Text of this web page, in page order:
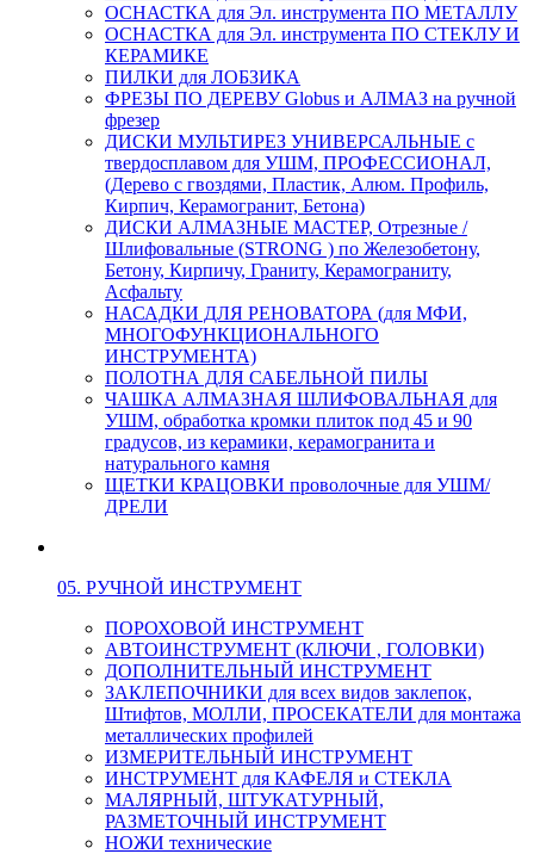
ОСНАСТКА для Эл. инструмента ПО МЕТАЛЛУ
ОСНАСТКА для Эл. инструмента ПО СТЕКЛУ И
КЕРАМИКЕ
ПИЛКИ для ЛОБЗИКА
ФРЕЗЫ ПО ДЕРЕВУ Globus и АЛМАЗ на ручной
фрезер
ДИСКИ МУЛЬТИРЕЗ УНИВЕРСАЛЬНЫЕ с
твердосплавом для УШМ, ПРОФЕССИОНАЛ,
(Дерево с гвоздями, Пластик, Алюм. Профиль,
Кирпич, Керамогранит, Бетона)
ДИСКИ АЛМАЗНЫЕ МАСТЕР, Отрезные /
Шлифовальные (STRONG ) по Железобетону,
Бетону, Кирпичу, Граниту, Керамограниту,
Асфальту
НАСАДКИ ДЛЯ РЕНОВАТОРА (для МФИ,
МНОГОФУНКЦИОНАЛЬНОГО
ИНСТРУМЕНТА)
ПОЛОТНА ДЛЯ САБЕЛЬНОЙ ПИЛЫ
ЧАШКА АЛМАЗНАЯ ШЛИФОВАЛЬНАЯ для
УШМ, обработка кромки плиток под 45 и 90
градусов, из керамики, керамогранита и
натурального камня
ЩЕТКИ КРАЦОВКИ проволочные для УШМ/
ДРЕЛИ
05. РУЧНОЙ ИНСТРУМЕНТ
ПОРОХОВОЙ ИНСТРУМЕНТ
АВТОИНСТРУМЕНТ (КЛЮЧИ , ГОЛОВКИ)
ДОПОЛНИТЕЛЬНЫЙ ИНСТРУМЕНТ
ЗАКЛЕПОЧНИКИ для всех видов заклепок,
Штифтов, МОЛЛИ, ПРОСЕКАТЕЛИ для монтажа
металлических профилей
ИЗМЕРИТЕЛЬНЫЙ ИНСТРУМЕНТ
ИНСТРУМЕНТ для КАФЕЛЯ и СТЕКЛА
МАЛЯРНЫЙ, ШТУКАТУРНЫЙ,
РАЗМЕТОЧНЫЙ ИНСТРУМЕНТ
НОЖИ технические